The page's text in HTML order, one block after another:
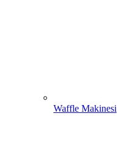
Waffle Makinesi